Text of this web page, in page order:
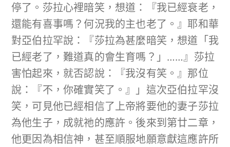
停了。莎拉心裡暗笑，想道：『我已經衰老，
還能有喜事嗎？何況我的主也老了。』耶和華
對亞伯拉罕說：『莎拉為甚麼暗笑，想道「我
已經老了，難道真的會生育嗎？」……』莎拉
害怕起來，就否認說：『我沒有笑。』那位
說：『不，你確實笑了。』」這次亞伯拉罕沒
笑，可見他已經相信了上帝將要他的妻子莎拉
為他生子，成就祂的應許。後來到第廿二章，
他更因為相信神，甚至順服地願意獻這應許所